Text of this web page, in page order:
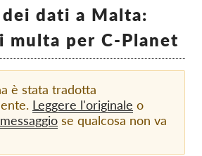
Progetti
Exercise your rights!
dati a Malta:
multa per C-Planet
è stata tradotta
Leggere l'originale o
se qualcosa non va